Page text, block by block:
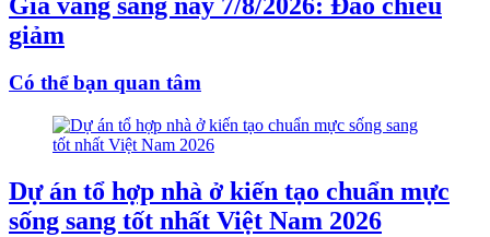
giảm
Có thể bạn quan tâm
Dự án tổ hợp nhà ở kiến tạo chuẩn mực
sống sang tốt nhất Việt Nam 2026